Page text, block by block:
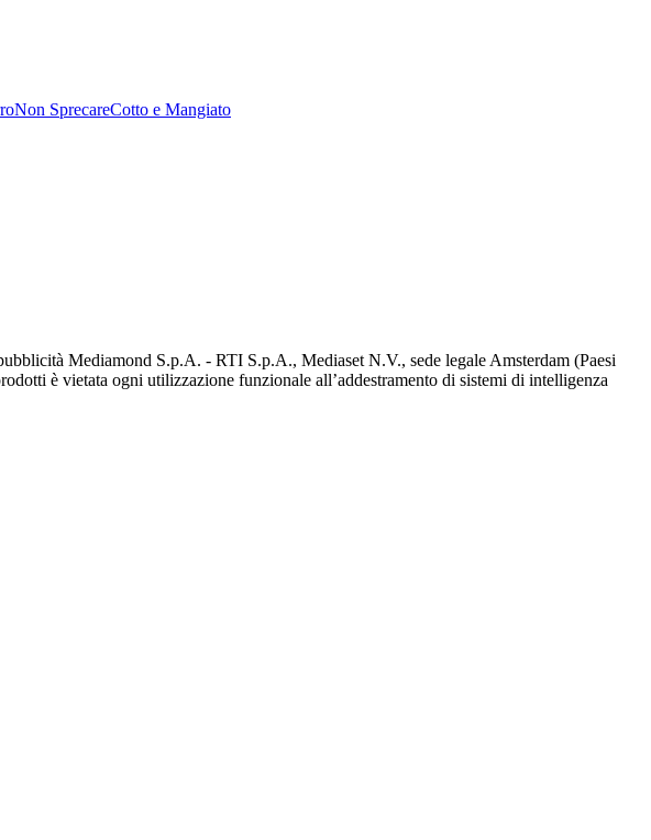
Non SprecareCotto e Mangiato
Mediamond S.p.A. - RTI S.p.A., Mediaset N.V., sede legale Amsterdam (Paesi
è vietata ogni utilizzazione funzionale all’addestramento di sistemi di intelligenza